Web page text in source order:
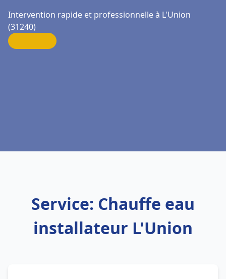
Intervention rapide et professionnelle à L'Union
(31240)
Service: Chauffe eau
installateur L'Union